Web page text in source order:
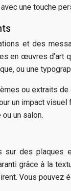
une touche
et des
en œuvres d’art
ou une
ou extraits de
un impact visuel
ou un salon.
sur des plaques
grâce à la
Vous pouvez